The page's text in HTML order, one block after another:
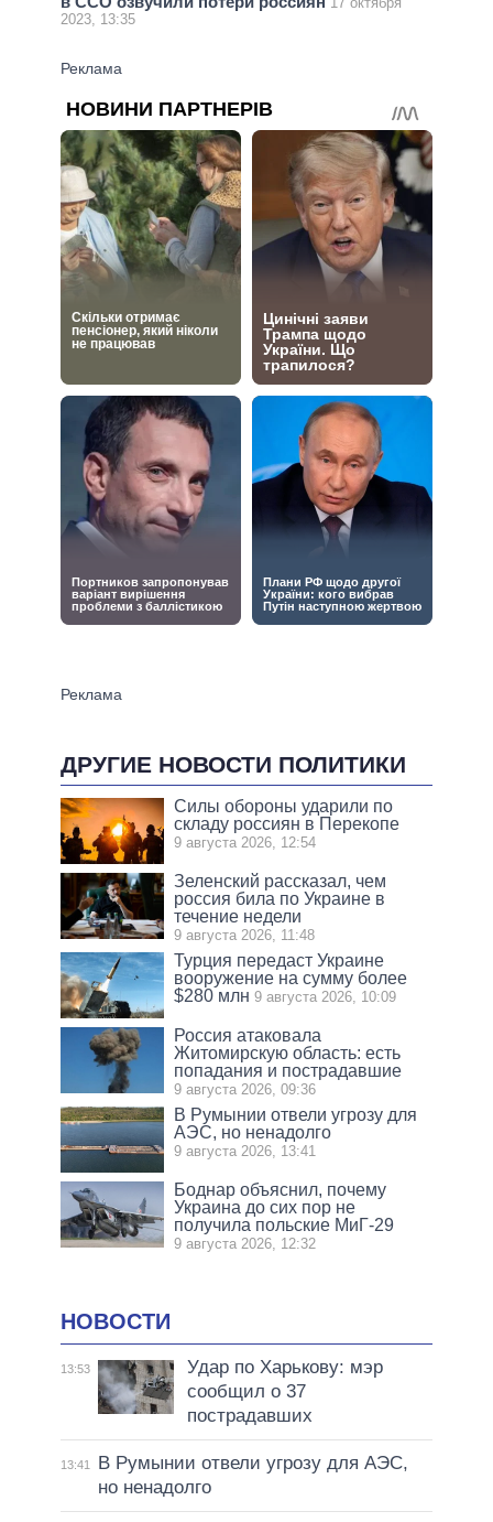
2023, 13:35
ДРУГИЕ НОВОСТИ ПОЛИТИКИ
Силы обороны ударили по
складу россиян в Перекопе
9 августа 2026, 12:54
Зеленский рассказал, чем
россия била по Украине в
течение недели
9 августа 2026, 11:48
Турция передаст Украине
вооружение на сумму более
$280 млн 9 августа 2026, 10:09
Россия атаковала
Житомирскую область: есть
попадания и пострадавшие
9 августа 2026, 09:36
В Румынии отвели угрозу для
АЭС, но ненадолго
9 августа 2026, 13:41
Боднар объяснил, почему
Украина до сих пор не
получила польские МиГ-29
9 августа 2026, 12:32
НОВОСТИ
13:53
Удар по Харькову: мэр
сообщил о 37
пострадавших
13:41
В Румынии отвели угрозу для АЭС,
но ненадолго